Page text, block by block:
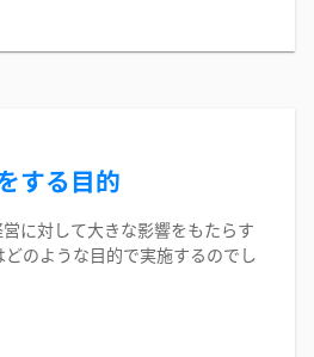
する目的
に対して大きな影響をもたらす
のような目的で実施するのでし